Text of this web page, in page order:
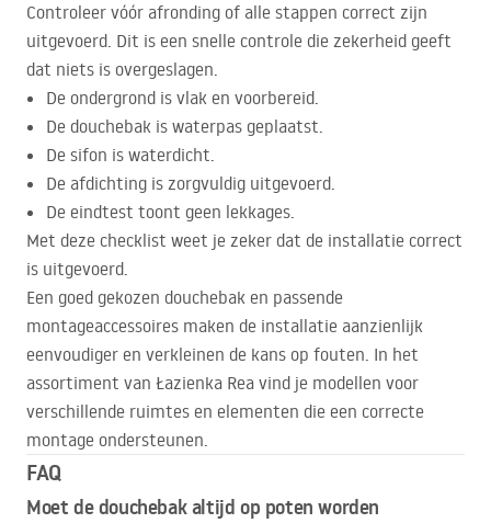
Controleer vóór afronding of alle stappen correct zijn
uitgevoerd. Dit is een snelle controle die zekerheid geeft
dat niets is overgeslagen.
De ondergrond is vlak en voorbereid.
De douchebak is waterpas geplaatst.
De sifon is waterdicht.
De afdichting is zorgvuldig uitgevoerd.
De eindtest toont geen lekkages.
Met deze checklist weet je zeker dat de installatie correct
is uitgevoerd.
Een goed gekozen douchebak en passende
montageaccessoires maken de installatie aanzienlijk
eenvoudiger en verkleinen de kans op fouten. In het
assortiment van Łazienka Rea vind je modellen voor
verschillende ruimtes en elementen die een correcte
montage ondersteunen.
FAQ
Moet de douchebak altijd op poten worden